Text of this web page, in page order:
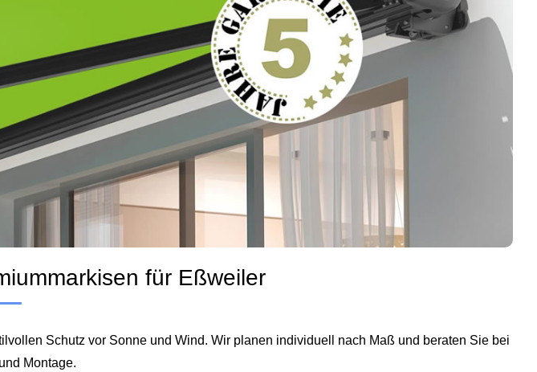
für Eßweiler
Schutz vor Sonne und Wind. Wir planen individuell nach Maß und beraten Sie bei
Montage.